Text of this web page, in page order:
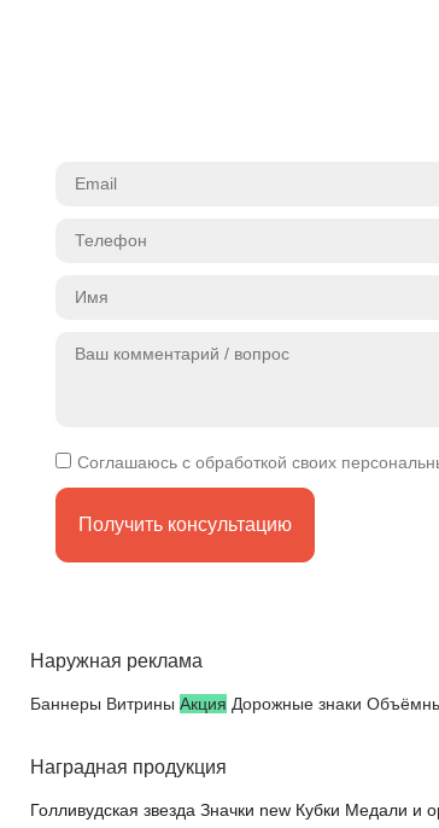
Соглашаюсь с обработкой своих
Получить консультацию
Наружная реклама
Баннеры Витрины Акция Дорожные знаки
Наградная продукция
Голливудская звезда Значки new Кубки Медали и